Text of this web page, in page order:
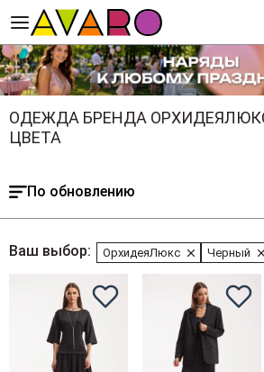
ОДЕЖДА БРЕНДА
ЦВЕТА
По обновлению
Ваш выбор: ОрхидеяЛюкс Черный